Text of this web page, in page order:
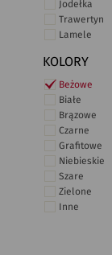
Jodełka
Trawertyn
Lamele
KOLORY
Beżowe
Białe
Brązowe
Czarne
Grafitowe
Niebieskie
Szare
Zielone
Inne